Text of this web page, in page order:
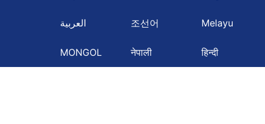
العربية 조선어 Melayu
MONGOL नेपाली हिन्दी